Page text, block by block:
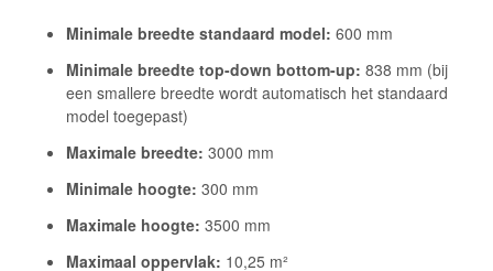
Minimale breedte standaard model: 600 mm
Minimale breedte top-down bottom-up: 838 mm (bij
een smallere breedte wordt automatisch het standaard
model toegepast)
Maximale breedte: 3000 mm
Minimale hoogte: 300 mm
Maximale hoogte: 3500 mm
Maximaal oppervlak: 10,25 m²